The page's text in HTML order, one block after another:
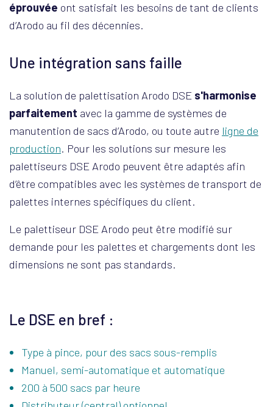
éprouvée ont satisfait les besoins de tant de clients
d’Arodo au fil des décennies.
Une intégration sans faille
La solution de palettisation Arodo DSE s'harmonise
parfaitement avec la gamme de systèmes de
manutention de sacs d’Arodo, ou toute autre ligne de
production. Pour les solutions sur mesure les
palettiseurs DSE Arodo peuvent être adaptés afin
d’être compatibles avec les systèmes de transport de
palettes internes spécifiques du client.
Le palettiseur DSE Arodo peut être modifié sur
demande pour les palettes et chargements dont les
dimensions ne sont pas standards.
Le DSE en bref :
Type à pince, pour des sacs sous-remplis
Manuel, semi-automatique et automatique
200 à 500 sacs par heure